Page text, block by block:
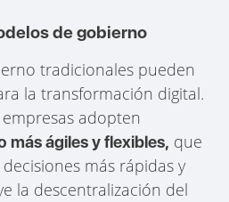
de gobierno
tradicionales pueden
la transformación digital.
adopten
más ágiles y flexibles, que
más rápidas y
la descentralización del